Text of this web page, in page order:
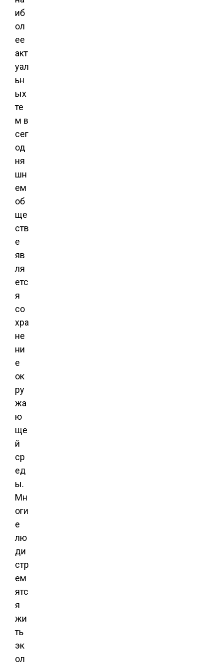
иб
ол
ее
акт
уал
ьн
ых
те
м в
сег
од
ня
шн
ем
об
ще
ств
е
яв
ля
етс
я
со
хра
не
ни
е
ок
ру
жа
ю
ще
й
ср
ед
ы.
Мн
оги
е
лю
ди
стр
ем
ятс
я
жи
ть
эк
ол